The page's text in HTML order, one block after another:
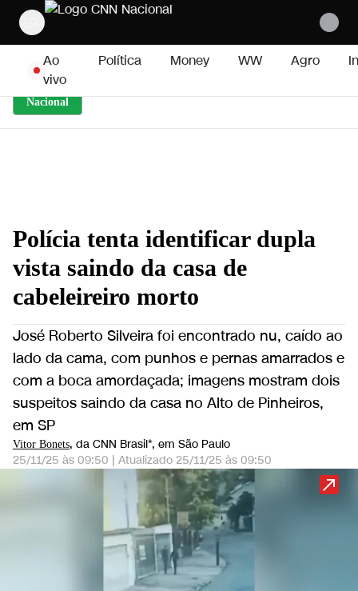
Pular para o conteúdo
Ao
vivo
Política Money WW Agro
Nacional
Polícia tenta identificar dupla
vista saindo da casa de
cabeleireiro morto
José Roberto Silveira foi encontrado nu, caído ao
lado da cama, com punhos e pernas amarrados e
com a boca amordaçada; imagens mostram dois
suspeitos saindo da casa no Alto de Pinheiros,
em SP
Vitor Bonets, da CNN Brasil*, em São Paulo
25/11/25 às 09:50 | Atualizado 25/11/25 às 09:50